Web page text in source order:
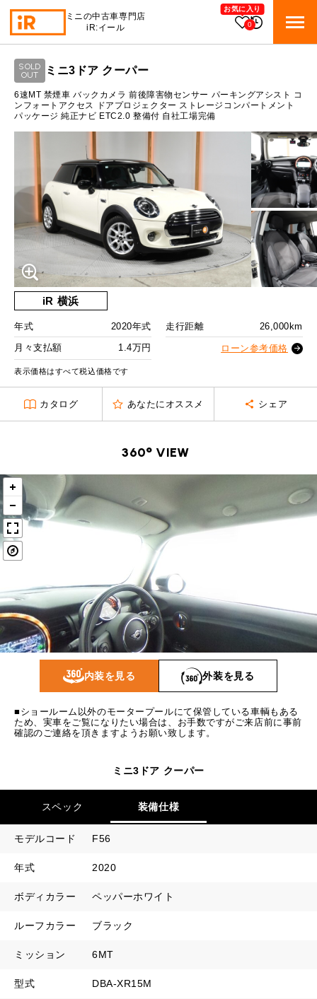
ミニの中古車専門店
iR:イール
お気に入り
0
BMW MINI BMWミニ 在庫検索
ROVER MINI ローバーミニ 在庫検索
TRADE 買取
TOP
iRの買取が他社よりも高い理由
売却手順
必要書類
iRで愛車を売却されたお客様の声
BMWミニ買取査定依頼
ローバーミニ買取査定依頼
MAINTENANCE メンテナンス
TOP
BMWミニ メンテナンス
ローバーミニ メンテナンス
最近の修理実績
BLOG & MEDIA ブログ＆メディア
TOP
スタッフブログ
User's Voice 購入者様の声
Movie
MINI KNOWLEDGE ミニナレッジ
BMWミニナレッジ
ローバーミニナレッジ
ABOUT iR iRについて
会社概要
MAP
RECRUIT 採用情報
工場
お問い合わせ
BMW MINIサービス工場
iR TECH FACTORY
ROVER MINI
iR MAKERS
TEL
MAP
買取
査定依頼
来店予約
営業時間
10:00～18:00
定休日
月曜日（祝日の場合は火曜日）
月々支払額
総支払額 293.1
30 万円
支払回数 84 回
ボーナス支払回数/年 2 回
内訳
2回目以降 19,600 円
ボーナス月追加額 円
残価ローンの場合
総支払額 305 万円
頭金 万円
残価
支払回数
内訳
1回目 13,737 円
2回目以降 13,700
ボーナス月数 14 回
SOLD
OUT
ミニ3ドア クーパー
6速MT 禁煙車 バックカメラ 前後障害物センサー パーキングアシスト コ
ンフォートアクセス ドアプロジェクター ストレージコンパートメント
パッケージ 純正ナビ ETC2.0 整備付 自社工場完備
iR 横浜
年式 2020年式 走行距離
26,000km
月々支払額
1.4万円 ローン参考価格
表示価格はすべて税込価格です
カタログ あなたにオススメ シェア
360° VIEW
内装を見る 外装を見る
■ショールーム以外のモータープールにて保管している車輌もある
ため、実車をご覧になりたい場合は、お手数ですがご来店前に事前
確認のご連絡を頂きますようお願い致します。
ミニ3ドア クーパー
スペック 装備仕様
モデルコード F56
年式 2020
ボディカラー ペッパーホワイト
ルーフカラー ブラック
ミッション 6MT
型式 DBA-XR15M